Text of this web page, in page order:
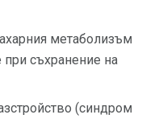
метаболизъм
при съхранение на
(синдром